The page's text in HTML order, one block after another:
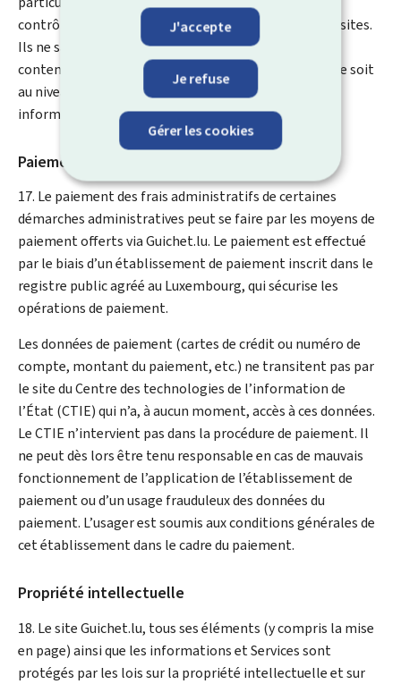
J'accepte
Je refuse
Gérer les cookies
contrôlent pas systématiquement le contenu de ces sites.
Ils ne sauraient dès lors être tenus responsables des
contenus présentés sur ces sites Internet et ce, que ce soit
au niveau de leur légalité ou de l’exactitude des
informations qui s’y trouvent.
Paiement en ligne
17. Le paiement des frais administratifs de certaines
démarches administratives peut se faire par les moyens de
paiement offerts via Guichet.lu. Le paiement est effectué
par le biais d’un établissement de paiement inscrit dans le
registre public agréé au Luxembourg, qui sécurise les
opérations de paiement.
Les données de paiement (cartes de crédit ou numéro de
compte, montant du paiement, etc.) ne transitent pas par
le site du Centre des technologies de l’information de
l’État (CTIE) qui n’a, à aucun moment, accès à ces données.
Le CTIE n’intervient pas dans la procédure de paiement. Il
ne peut dès lors être tenu responsable en cas de mauvais
fonctionnement de l’application de l’établissement de
paiement ou d’un usage frauduleux des données du
paiement. L’usager est soumis aux conditions générales de
cet établissement dans le cadre du paiement.
Propriété intellectuelle
18. Le site Guichet.lu, tous ses éléments (y compris la mise
en page) ainsi que les informations et Services sont
protégés par les lois sur la propriété intellectuelle et sur